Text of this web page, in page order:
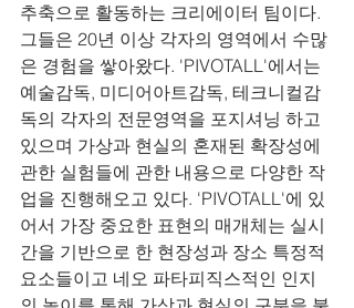
추축으로 활동하는 크리에이터 팀이다.
그들은 20년 이상 각자의 영역에서 수많
은 경험을 쌓아왔다. 'PIVOTALL'에서는
예술감독, 미디어아트감독, 테크니컬감
독의 각자의 전문영역을 포지셔닝 하고
있으며 가상과 현실의 혼재된 확장성에
관한 실험들에 관한 내용으로 다양한 작
업을 진행해오고 있다. 'PIVOTALL'에 있
어서 가장 중요한 표현의 매개체는 실시
간을 기반으로 한 현장성과 장소 특정적
요소들이고 네오 파타피직스적인 인지